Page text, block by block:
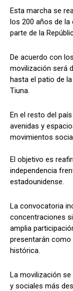
Esta marcha se
los 200 años de la
parte de la
De acuerdo con
movilización será
hasta el patio de
Tiuna.
En el resto del
avenidas y
movimientos
El objetivo es
independencia
estadounidense.
La convocatoria
concentraciones
amplia
presentarán como
histórica.
La movilización
y sociales más